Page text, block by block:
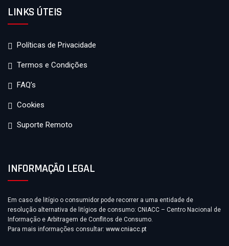
LINKS ÚTEIS
Políticas de Privacidade
Termos e Condições
FAQ’s
Cookies
Suporte Remoto
INFORMAÇÃO LEGAL
Em caso de litígio o consumidor pode recorrer a uma entidade de
resolução alternativa de litígios de consumo: CNIACC – Centro Nacional de
Informação e Arbitragem de Conflitos de Consumo.
Para mais informações consultar: www.cniacc.pt